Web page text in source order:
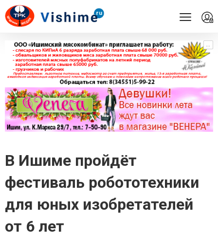
...
...
В Ишиме пройдёт
фестиваль робототехники
для юных изобретателей
от 6 лет